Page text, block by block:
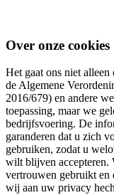
Over onze cookies
Het gaat ons niet
de Algemene
2016/679) en andere
toepassing, maar we
bedrijfsvoering. De
garanderen dat u zich
gebruiken, zodat u
wilt blijven accepteren.
vertrouwen gebruikt en
wij aan uw privacy